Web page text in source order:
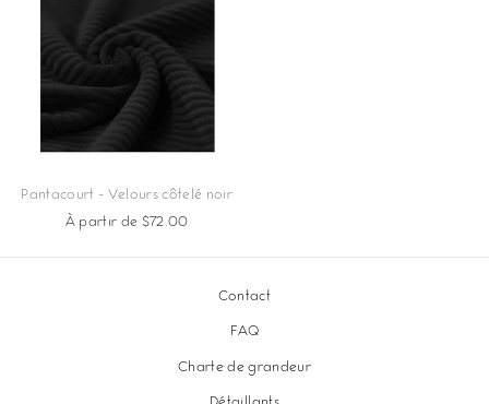
Pantacourt - Velours côtelé noir
À partir de $72.00
Contact
FAQ
Charte de grandeur